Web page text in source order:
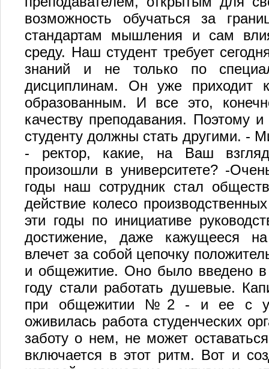
возможность обучаться за
стандартам мышления и сам
среду. Наш студент требует
знаний и не только по
дисциплинам. Он уже
образованным. И все это,
качеству преподавания. Поэтому
студенту должны стать другими. -
- ректор, какие, на Ваш
произошли в университете? -
годы наш сотрудник стал
действие колесо
эти годы по инициативе
достижение, даже кажущееся
влечет за собой цепочку
и общежитие. Оно было введено
году стали работать душевые.
при общежитии №2 - и ее с
оживилась работа студенческих
заботу о нем, не может
включается в этот ритм. Вот и